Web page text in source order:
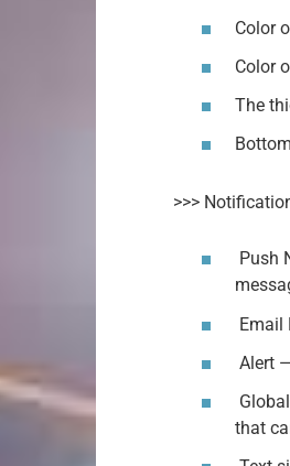
Color
Color
The
>>>
Push
Email
Alert
that